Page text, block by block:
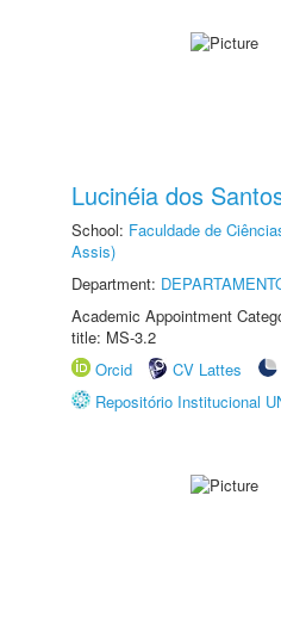
Lucinéia dos
School: Faculdade de
Assis)
Department:
Academic Appointment
title: MS-3.2
Orcid
CV Lattes
Repositório Institucional